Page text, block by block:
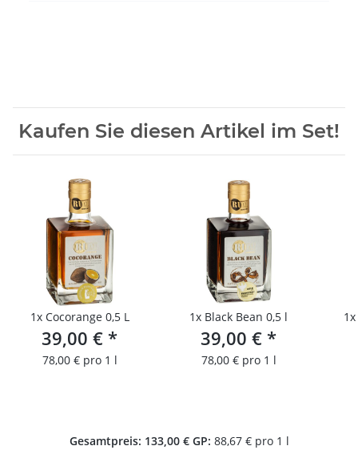
Kaufen Sie diesen Artikel im Set!
1x Cocorange 0,5 L
39,00 € *
78,00 € pro 1 l
1x Black Bean 0,5 l
39,00 € *
78,00 € pro 1 l
1x
Gesamtpreis: 133,00 € GP: 88,67 € pro 1 l